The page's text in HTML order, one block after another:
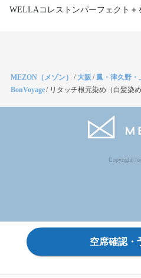
WELLAコレストンパーフェクト＋
MEZON（メゾン） /大阪 /鳳・津久野・
BonVoyage/ リタッチ根元染め（白髪染
Copyright
空席確認・